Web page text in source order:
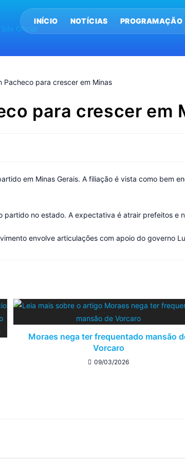
INÍCIO NOTÍCIAS PROGRAMAÇÃO
para crescer em
em Minas Gerais. A filiação é vista como bem
no estado. A expectativa é atrair prefeitos e
envolve articulações com apoio do governo
Moraes nega ter frequentado mansão
Vorcaro
09/03/2026